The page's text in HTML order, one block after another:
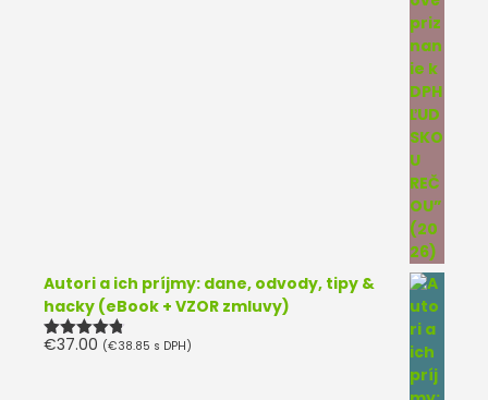
Autori a ich príjmy: dane, odvody, tipy &
hacky (eBook + VZOR zmluvy)
Hodnotenie
€37.00 (€38.85 s DPH)